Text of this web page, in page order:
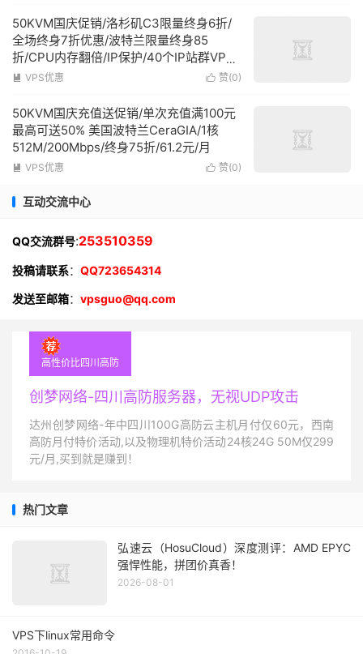
50KVM国庆促销/洛杉矶C3限量终身6折/
全场终身7折优惠/波特兰限量终身85
折/CPU内存翻倍/IP保护/40个IP站群VPS
等优惠任选
 赞(0)
 VPS优惠
50KVM国庆充值送促销/单次充值满100元
最高可送50% 美国波特兰CeraGIA/1核
512M/200Mbps/终身75折/61.2元/月
 赞(0)
 VPS优惠
互动交流中心
QQ交流群号:253510359
投稿请联系： QQ723654314
发送至邮箱： vpsguo@qq.com
高性价比四川高防
创梦网络-四川高防服务器，无视UDP攻击
达州创梦网络-年中四川100G高防云主机月付仅60元，西南
高防月付特价活动,以及物理机特价活动24核24G 50M仅299
元/月,买到就是赚到！
热门文章
弘速云（HosuCloud）深度测评：AMD EPYC
强悍性能，拼团价真香！
2026-08-01
VPS下linux常用命令